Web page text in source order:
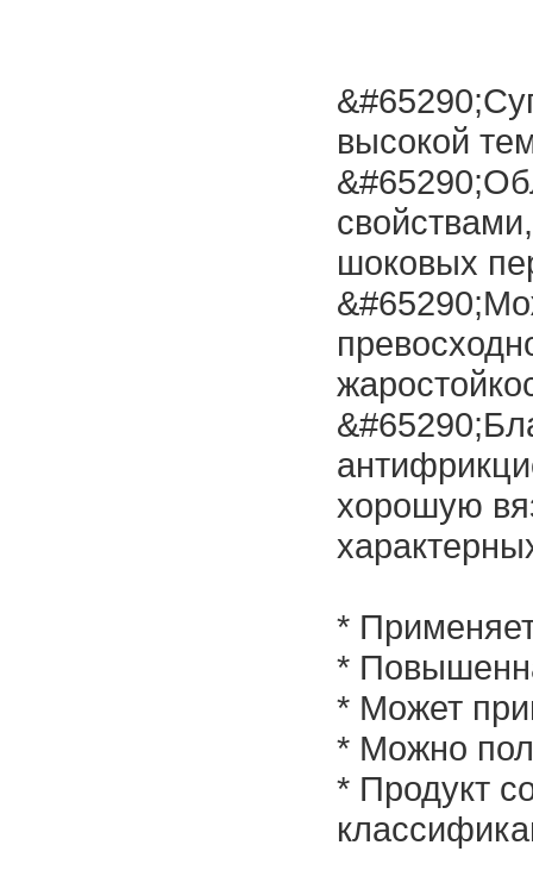
высокой
шоковых
хорошую
*
*
* Может
* Можно
* Продукт